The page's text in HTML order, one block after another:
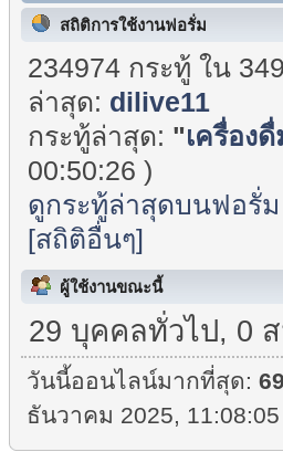
สถิติการใช้งานฟอรั่ม
234974 กระทู้ ใน
ล่าสุด: dilive11
กระทู้ล่าสุด: "เครื่อง
00:50:26 )
ดูกระทู้ล่าสุดบนฟอรั่ม
[สถิติอื่นๆ]
ผู้ใช้งานขณะนี้
29 บุคคลทั่วไป, 0
วันนี้ออนไลน์มากที่สุด:
ธันวาคม 2025,